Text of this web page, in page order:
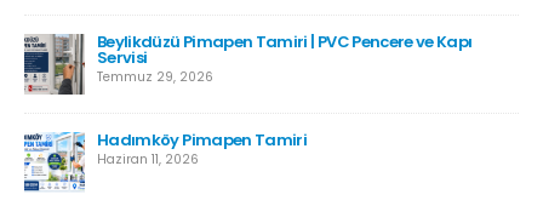
Beylikdüzü Pimapen Tamiri | PVC Pencere ve Kapı
Servisi
Temmuz 29, 2026
Hadımköy Pimapen Tamiri
Haziran 11, 2026